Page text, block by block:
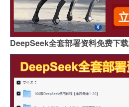
DeepSeek全套部署资料免费下载